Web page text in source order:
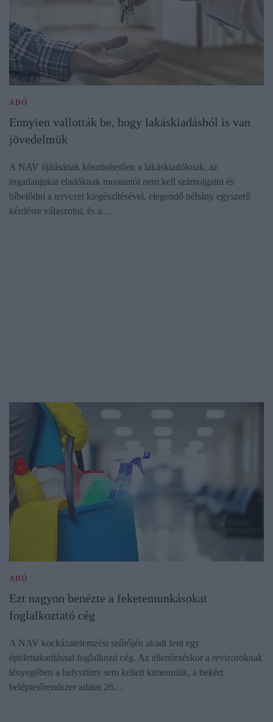
ADÓ
Ennyien vallották be, hogy lakáskiadásból is van
jövedelmük
A NAV újításának köszönhetően a lakáskiadóknak, az
ingatlanjukat eladóknak mostantól nem kell számolgatni és
bíbelődni a tervezet kiegészítésével, elegendő néhány egyszerű
kérdésre válaszolni, és a…
ADÓ
Ezt nagyon benézte a feketemunkásokat
foglalkoztató cég
A NAV kockázatelemzési szűrőjén akadt fent egy
épülettakarítással foglalkozó cég. Az ellenőrzéskor a revizoroknak
lényegében a helyszínre sem kellett kimenniük, a bekért
beléptetőrendszer adatai 26…